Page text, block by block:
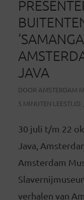
JAVA
DOOR AMSTERDAM
5 MINUTEN LEESTIJD
30 juli t/m 22
Java,
Amsterdam
verhalen van